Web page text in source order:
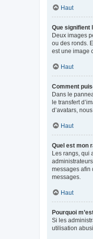
Haut
Que signifient
Deux images
ou des ronds.
est une image
Haut
Comment
Dans le
le transfert
d’avatars,
Haut
Quel est mon
Les rangs, qui
messages afin
messages.
Haut
Pourquoi
Si les
utilisation